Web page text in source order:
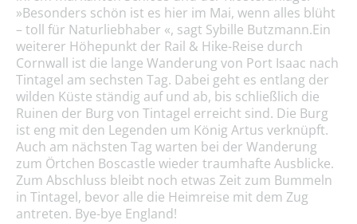
»Besonders schön ist es hier im Mai, wenn alles blüht
– toll für Naturliebhaber «, sagt Sybille Butzmann.Ein
weiterer Höhepunkt der Rail & Hike-Reise durch
Cornwall ist die lange Wanderung von Port Isaac nach
Tintagel am sechsten Tag. Dabei geht es entlang der
wilden Küste ständig auf und ab, bis schließlich die
Ruinen der Burg von Tintagel erreicht sind. Die Burg
ist eng mit den Legenden um König Artus verknüpft.
Auch am nächsten Tag warten bei der Wanderung
zum Örtchen Boscastle wieder traumhafte Ausblicke.
Zum Abschluss bleibt noch etwas Zeit zum Bummeln
in Tintagel, bevor alle die Heimreise mit dem Zug
antreten. Bye-bye England!